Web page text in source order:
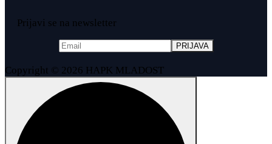
Prijavi se na newsletter
Copyright © 2026 HAPK MLADOST